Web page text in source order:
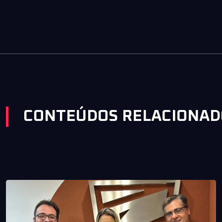
CONTEÚDOS